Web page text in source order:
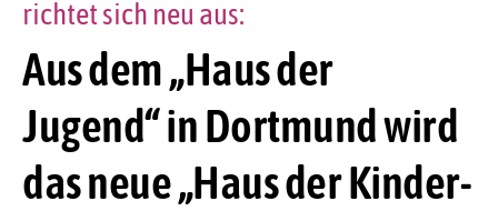
Aus dem „Haus der
Jugend“ in Dortmund wird
das neue „Haus der Kinder-
richtet sich neu aus: